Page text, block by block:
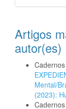
Artigos
autor(es)
Mental/
(2023):